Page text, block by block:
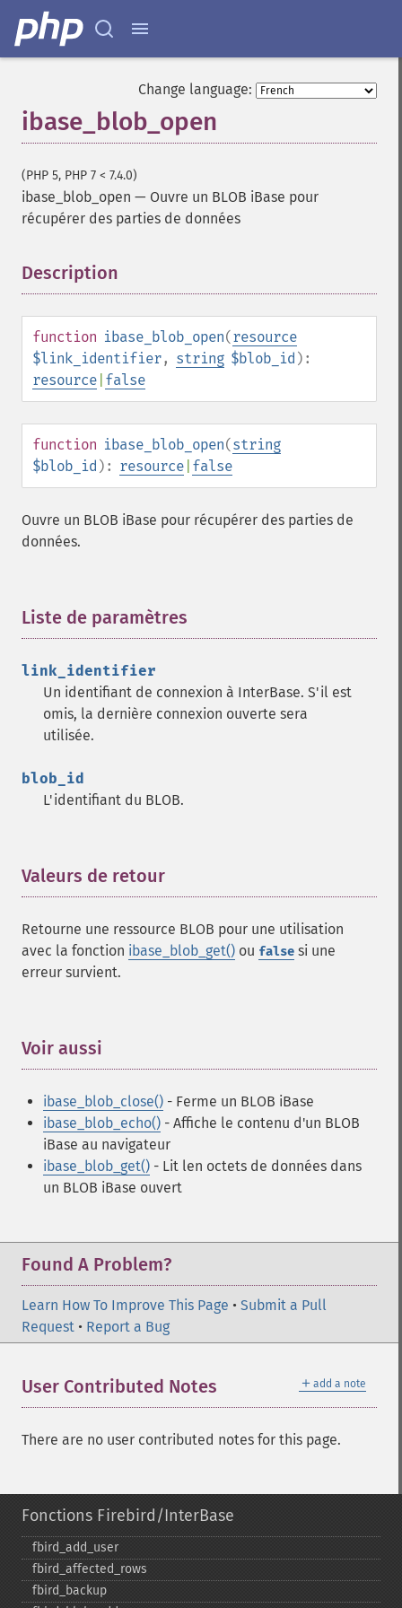
Change language:
ibase_blob_open
(PHP 5, PHP 7 < 7.4.0)
ibase_blob_open — Ouvre un BLOB iBase pour
récupérer des parties de données
Description
function ibase_blob_open(resource
$link_identifier, string $blob_id ):
resource false
function ibase_blob_open(string
$blob_id ): resource false
Ouvre un BLOB iBase pour récupérer des parties de
données.
Liste de paramètres
link_identifier
Un identifiant de connexion à InterBase. S'il est
omis, la dernière connexion ouverte sera
utilisée.
blob_id
L'identifiant du BLOB.
Valeurs de retour
Retourne une ressource BLOB pour une utilisation
avec la fonction ibase_blob_get() ou false si une
erreur survient.
Voir aussi
ibase_blob_close() - Ferme un BLOB iBase
ibase_blob_echo() - Affiche le contenu d'un BLOB
iBase au navigateur
ibase_blob_get() - Lit len octets de données dans
un BLOB iBase ouvert
Found A Problem?
Learn How To Improve This Page • Submit a Pull
Request • Report a Bug
＋ add a note
User Contributed Notes
There are no user contributed notes for this page.
Fonctions Firebird/InterBase
fbird_​add_​user
fbird_​affected_​rows
fbird_​backup